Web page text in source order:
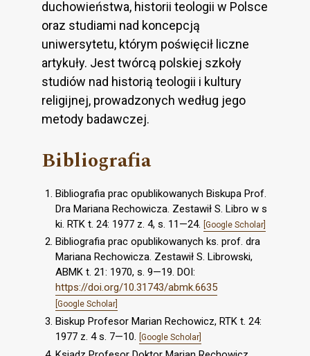
duchowieństwa, historii teologii w Polsce
oraz studiami nad koncepcją
uniwersytetu, którym poświęcił liczne
artykuły. Jest twórcą polskiej szkoły
studiów nad historią teologii i kultury
religijnej, prowadzonych według jego
metody badawczej.
Bibliografia
Bibliografia prac opublikowanych Biskupa Prof.
Dra Mariana Rechowicza. Zestawił S. Libro w s
ki. RTK t. 24: 1977 z. 4, s. 11—24.
[Google Scholar]
Bibliografia prac opublikowanych ks. prof. dra
Mariana Rechowicza. Zestawił S. Librowski,
ABMK t. 21: 1970, s. 9—19. DOI:
https://doi.org/10.31743/abmk.6635
[Google Scholar]
Biskup Profesor Marian Rechowicz, RTK t. 24:
1977 z. 4 s. 7—10. [Google Scholar]